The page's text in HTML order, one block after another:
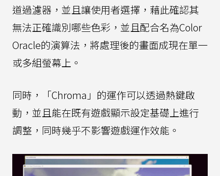
道過濾器，並且讓使用者選擇，藉此確認其
無法正確識別哪些色彩，並且配合名為Color
Oracle的演算法，將處理後的畫面成現在單一
或多組螢幕上。
同時，「Chroma」的運作可以透過熱鍵啟
動，並且能在既有遊戲顯示設定基礎上進行
調整，同時幾乎不影響遊戲運作效能。